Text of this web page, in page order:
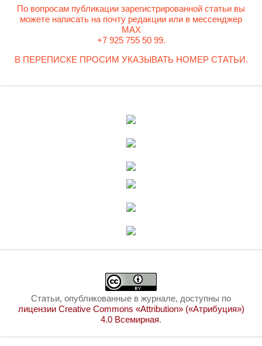
По вопросам публикации зарегистрированной статьи вы
можете написать на почту редакции или в мессенджер
MAX
+7 925 755 50 99.
В ПЕРЕПИСКЕ ПРОСИМ УКАЗЫВАТЬ НОМЕР СТАТЬИ.
Статьи, опубликованные в журнале, доступны по
лицензии Creative Commons «Attribution» («Атрибуция»)
4.0 Всемирная.